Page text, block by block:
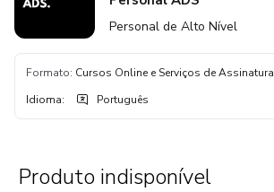
Personal de Alto Nível
Formato: Cursos Online e Serviços de Assinatura
Idioma: Português
Produto indisponível